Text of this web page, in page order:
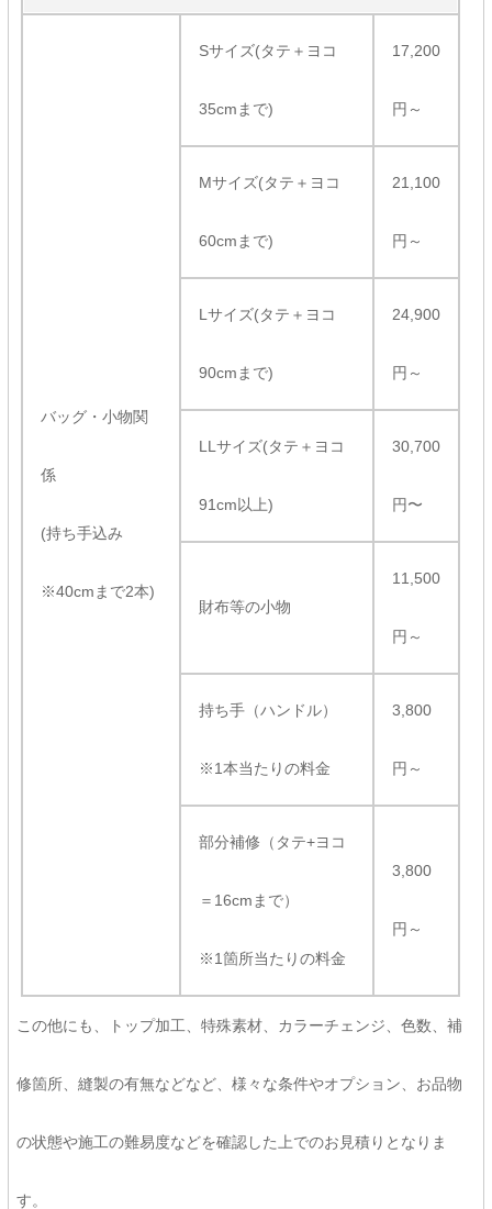
バッグ・小物関
係
(持ち手込み
※40cmまで2本)
Sサイズ(タテ＋ヨコ
35cmまで)
17,200
円～
Mサイズ(タテ＋ヨコ
60cmまで)
21,100
円～
Lサイズ(タテ＋ヨコ
90cmまで)
24,900
円～
LLサイズ(タテ＋ヨコ
91cm以上)
30,700
円〜
財布等の小物
11,500
円～
持ち手（ハンドル）
※1本当たりの料金
3,800
円～
部分補修（タテ+ヨコ
＝16cmまで）
※1箇所当たりの料金
3,800
円～
この他にも、トップ加工、特殊素材、カラーチェンジ、色数、補
修箇所、縫製の有無などなど、様々な条件やオプション、お品物
の状態や施工の難易度などを確認した上でのお見積りとなりま
す。